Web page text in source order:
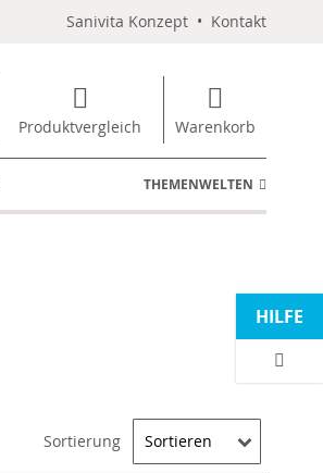
Sanivita Konzept • Kontakt
Produktvergleich Warenkorb
THEMENWELTEN
Sortierung
HILFE